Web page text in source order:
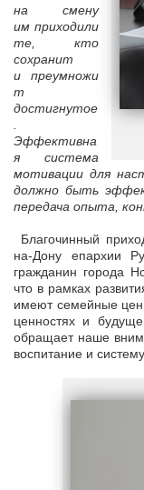
на смену
им приходили
те, кто
сохранит
и преумножи
т
достигнутое
.
Эффективна
я система
мотивации для
должно быть
передача опыта,
Благочинный
на-Дону епархии
гражданин города
что в рамках
имеют семейные
ценностях и
обращает наше
воспитание и